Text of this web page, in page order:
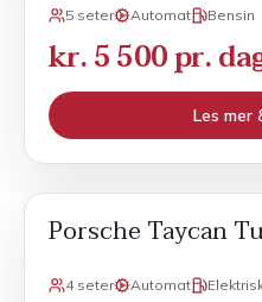
5 seter Automat Bensin
kr. 5 500 pr.
Les mer
POPULÆR
Porsche Taycan
4 seter Automat